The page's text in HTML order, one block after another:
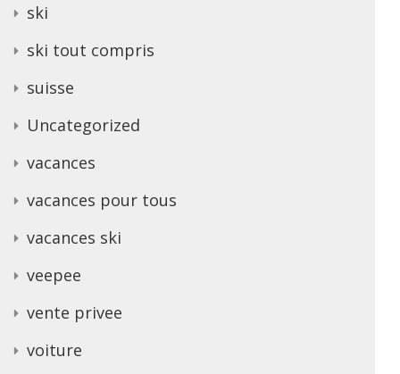
ski
ski tout compris
suisse
Uncategorized
vacances
vacances pour tous
vacances ski
veepee
vente privee
voiture